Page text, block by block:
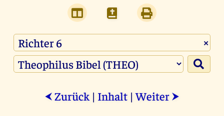
×
⮜ Zurück | Inhalt |Weiter ⮞